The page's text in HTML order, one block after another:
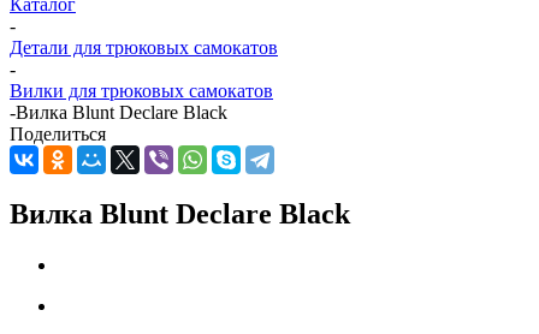
Каталог
-
Детали для трюковых самокатов
-
Вилки для трюковых самокатов
-Вилка Blunt Declare Black
Поделиться
Вилка Blunt Declare Black